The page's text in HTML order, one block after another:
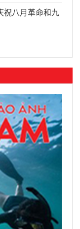
祝八月革命和九